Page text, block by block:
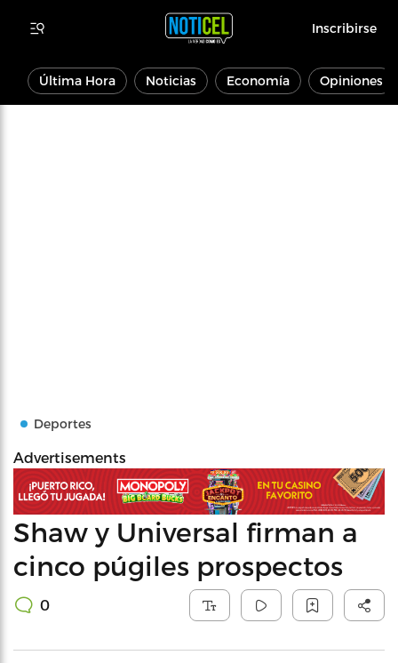
Inscribirse
Última Hora Noticias Economía Opiniones
Deportes
Advertisements
Shaw y Universal firman a
cinco púgiles prospectos
0